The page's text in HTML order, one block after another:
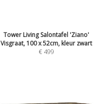
Tower Living Salontafel 'Ziano'
Visgraat, 100 x 52cm, kleur zwart
€499